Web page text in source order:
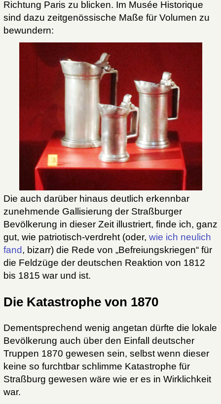
Richtung Paris zu blicken. Im Musée Historique
sind dazu zeitgenössische Maße für Volumen zu
bewundern:
Die auch darüber hinaus deutlich erkennbar
zunehmende Gallisierung der Straßburger
Bevölkerung in dieser Zeit illustriert, finde ich, ganz
gut, wie patriotisch-verdreht (oder, wie ich neulich
fand, bizarr) die Rede von „Befreiungskriegen“ für
die Feldzüge der deutschen Reaktion von 1812
bis 1815 war und ist.
Die Katastrophe von 1870
Dementsprechend wenig angetan dürfte die lokale
Bevölkerung auch über den Einfall deutscher
Truppen 1870 gewesen sein, selbst wenn dieser
keine so furchtbar schlimme Katastrophe für
Straßburg gewesen wäre wie er es in Wirklichkeit
war.